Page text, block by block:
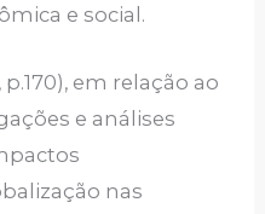
e social.
em relação ao
e análises
nas